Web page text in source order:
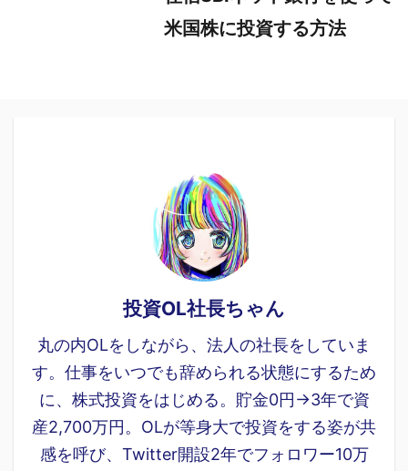
米国株に投資する方法
投資OL社長ちゃん
丸の内OLをしながら、法人の社長をしていま
す。仕事をいつでも辞められる状態にするため
に、株式投資をはじめる。貯金0円→3年で資
産2,700万円。OLが等身大で投資をする姿が共
感を呼び、Twitter開設2年でフォロワー10万